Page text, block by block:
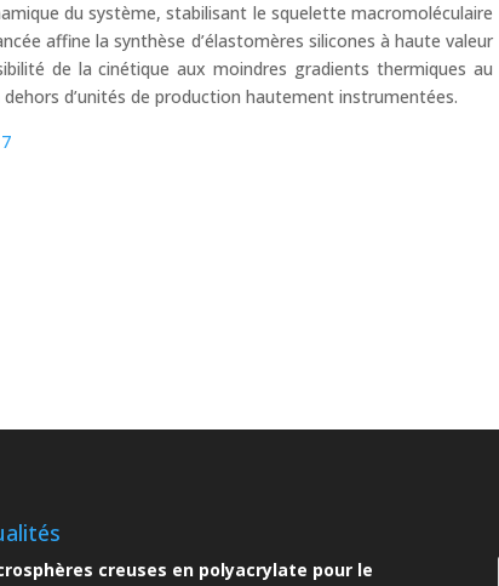
du système, stabilisant le squelette macromoléculaire
affine la synthèse d’élastomères silicones à haute valeur
de la cinétique aux moindres gradients thermiques au
d’unités de production hautement instrumentées.
creuses en polyacrylate pour le